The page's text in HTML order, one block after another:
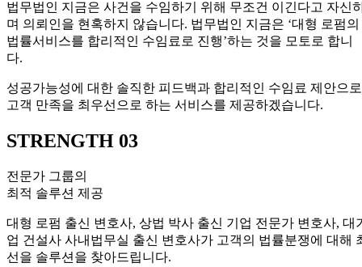
법무법인 지금은 사건을 수임하기 위해 무조건 이긴다고 자신
며 의뢰인을 현혹하지 않습니다. 법무법인 지금은 ‘대형 로펌의
법률서비스를 합리적인 수임료로 진행’하는 것을 모토로 합니
다.
성공가능성에 대한 솔직한 피드백과 합리적인 수임료 제안으로
고객 만족을 최우선으로 하는 서비스를 제공하겠습니다.
STRENGTH 03
전문가 그룹의
최적 솔루션 제공
대형 로펌 출신 변호사, 상법 박사 출신 기업 전문가 변호사, 대
업 건설사 사내법무실 출신 변호사가 고객의 법률분쟁에 대해
선을 솔루션을 찾아드립니다.